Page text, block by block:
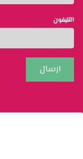
التليفون